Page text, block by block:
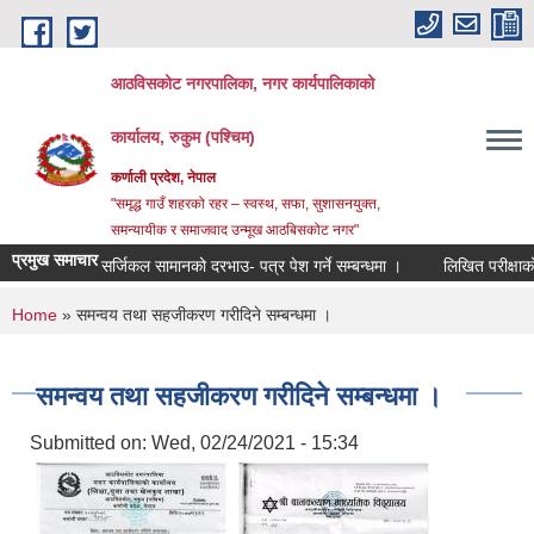
Skip to main content
आठविसकोट नगरपालिका, नगर कार्यपालिकाको
कार्यालय, रुकुम (पश्चिम)
कर्णाली प्रदेश, नेपाल
"समृद्ध गाउँ शहरको रहर – स्वस्थ, सफा, सुशासनयुक्त,
समन्यायीक र समाजवाद उन्मूख आठबिसकोट नगर"
प्रमुख समाचारसर्जिकल सामानको दरभाउ- पत्र पेश गर्ने सम्बन्धमा । लिखित परीक्षाको
You are here
Home » समन्वय तथा सहजीकरण गरीदिने सम्बन्धमा ।
समन्वय तथा सहजीकरण गरीदिने सम्बन्धमा ।
Submitted on: Wed, 02/24/2021 - 15:34